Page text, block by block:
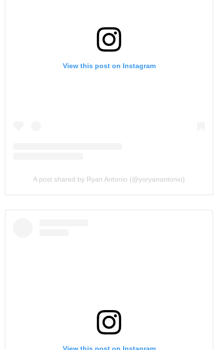
View this post on Instagram
A post shared by Ryan Antonio (@yoryanantonio)